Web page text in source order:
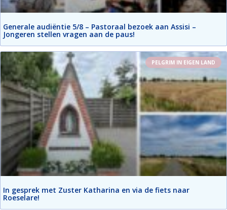
Generale audiëntie 5/8 – Pastoraal bezoek aan Assisi –
Jongeren stellen vragen aan de paus!
PELGRIM IN EIGEN LAND
In gesprek met Zuster Katharina en via de fiets naar
Roeselare!